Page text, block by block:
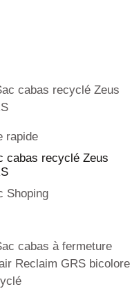
rapide
cabas recyclé Zeus
Shoping